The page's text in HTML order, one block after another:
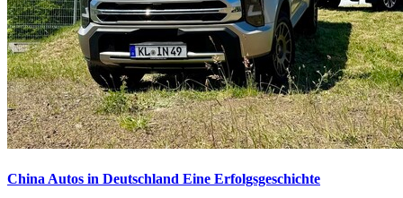
China Autos in Deutschland Eine Erfolgsgeschichte